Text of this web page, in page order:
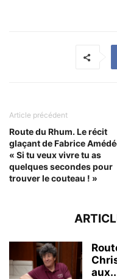
Article précédent
Route du Rhum. Le récit
glaçant de Fabrice
« Si tu veux vivre tu as
quelques secondes pour
trouver le couteau ! »